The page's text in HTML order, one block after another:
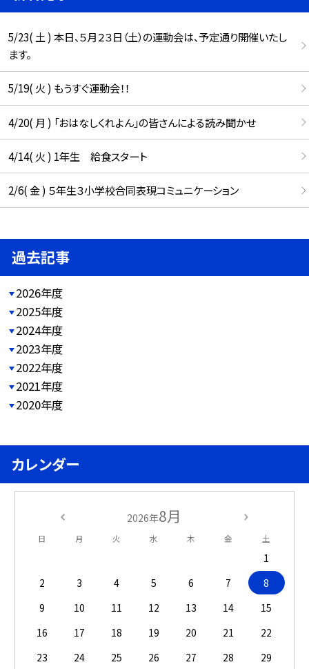
5/23( 土 ) 本日、５月２３日（土）の運動会は、予定通り開催いたし
ます。
5/19( 火 ) もうすぐ運動会！！
4/20( 月 ) 「おはなしくれよん」の皆さんによる読み聞かせ
4/14( 火 ) 1年生 給食スタート
2/6( 金 ) ５年生３小学校合同表現コミュニケーション
過去記事
2026年度
2025年度
2024年度
2023年度
2022年度
2021年度
2020年度
カレンダー
2026年8月
日 月 火 水 木 金 土
1
2
3 4 5 6 7
8
9
10 11 12 13 14
15
16
17 18 19 20 21
22
23
24 25 26 27 28
29